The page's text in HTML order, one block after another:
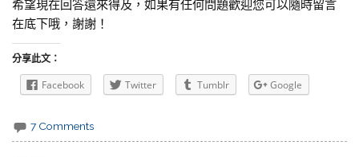
希望現在回答還來得及，如果有任何問題歡迎您可以隨時留言
在底下哦，謝謝！
分享此文：
Facebook Twitter Tumblr Google
7 Comments